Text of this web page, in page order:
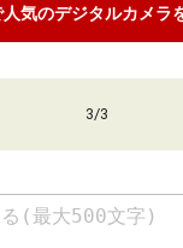
気のデジタルカメラ
3/3